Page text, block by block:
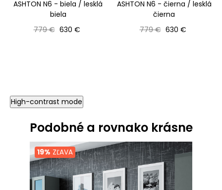
ASHTON N6 - biela / lesklá
biela
Bežná cena
779 € Cena
630 €
ASHTON N6 - čierna / lesklá
čierna
Bežná cena
779 € Cena
630 €
High-contrast mode
Podobné a rovnako krásne
19% ZĽAVA